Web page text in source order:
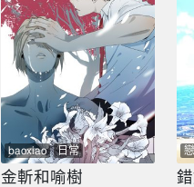
baoxiao 日常
金斬和喻樹